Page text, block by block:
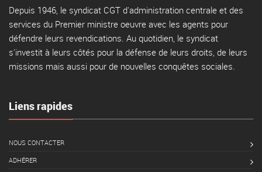
Depuis 1946, le syndicat CGT d'administration centrale et des
services du Premier ministre oeuvre avec les agents pour
défendre leurs revendications. Au quotidien, le syndicat
s'investit à leurs côtés pour la défense de leurs droits, de leurs
missions mais aussi pour de nouvelles conquêtes sociales.
Liens rapides
NOUS CONTACTER
ADHÉRER